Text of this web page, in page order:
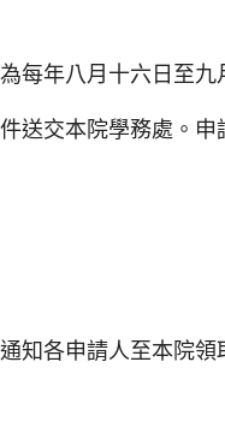
年八月十六日至九
交本院學務處。申
各申請人至本院領